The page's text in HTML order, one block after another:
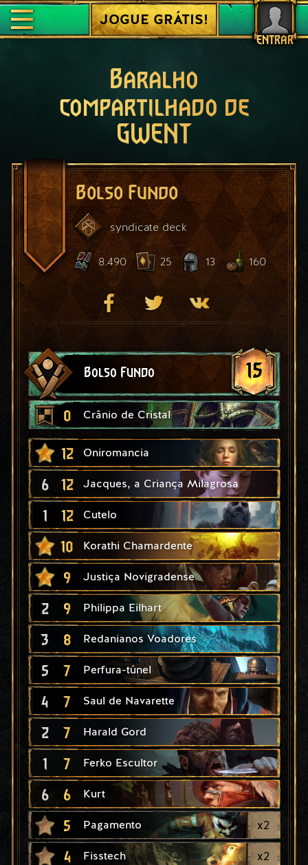
ENTRAR
JOGUE GRÁTIS!
Baralho
compartilhado de
GWENT
Bolso Fundo
syndicate deck
8.490 25 13 160
Bolso Fundo 15
0 Crânio de Cristal
12 Oniromancia
6 12 Jacques, a Criança Milagrosa
1 12 Cutelo
10 Korathi Chamardente
9 Justiça Novigradense
2 9 Philippa Eilhart
3 8 Redanianos Voadores
5 7 Perfura-túnel
4 7 Saul de Navarette
2 7 Harald Gord
1 7 Ferko Escultor
6 6 Kurt
5 Pagamento x2
4 Fisstech x2